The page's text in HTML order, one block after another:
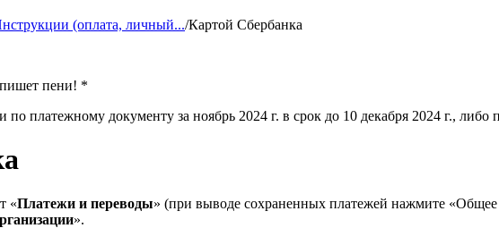
(оплата, личный.../Картой Сбербанка
пени! *
платежному документу за ноябрь 2024 г. в срок до 10 декабря 2024 г., либо
«Платежи и переводы» (при выводе сохраненных платежей нажмите
».